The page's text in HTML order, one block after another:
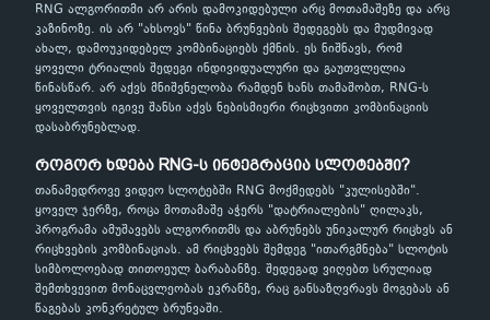
RNG ალგორითმი არ არის დამოკიდებული არც მოთამაშეზე და არც
კაზინოზე. ის არ "ახსოვს" წინა ბრუნვების შედეგებს და მუდმივად
ახალ, დამოუკიდებელ კომბინაციებს ქმნის. ეს ნიშნავს, რომ
ყოველი ტრიალის შედეგი ინდივიდუალური და გაუთვლელია
წინასწარ. არ აქვს მნიშვნელობა რამდენ ხანს თამაშობთ, RNG-ს
ყოველთვის იგივე შანსი აქვს ნებისმიერი რიცხვითი კომბინაციის
დასაბრუნებლად.
როგორ ხდება RNG-ს ინტეგრაცია სლოტებში?
თანამედროვე ვიდეო სლოტებში RNG მოქმედებს "კულისებში".
ყოველ ჯერზე, როცა მოთამაშე აჭერს "დატრიალების" ღილაკს,
პროგრამა ამუშავებს ალგორითმს და აბრუნებს უნიკალურ რიცხვს ან
რიცხვების კომბინაციას. ამ რიცხვებს შემდეგ "ითარგმნება" სლოტის
სიმბოლოებად თითოეულ ბარაბანზე. შედეგად ვიღებთ სრულიად
შემთხვევით მონაცვლეობას ეკრანზე, რაც განსაზღვრავს მოგებას ან
წაგებას კონკრეტულ ბრუნვაში.